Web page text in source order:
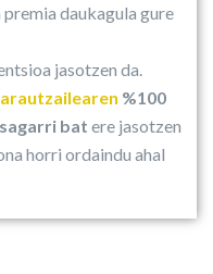
daukagula gure
jasotzen da.
%100
bat ere jasotzen
horri ordaindu ahal